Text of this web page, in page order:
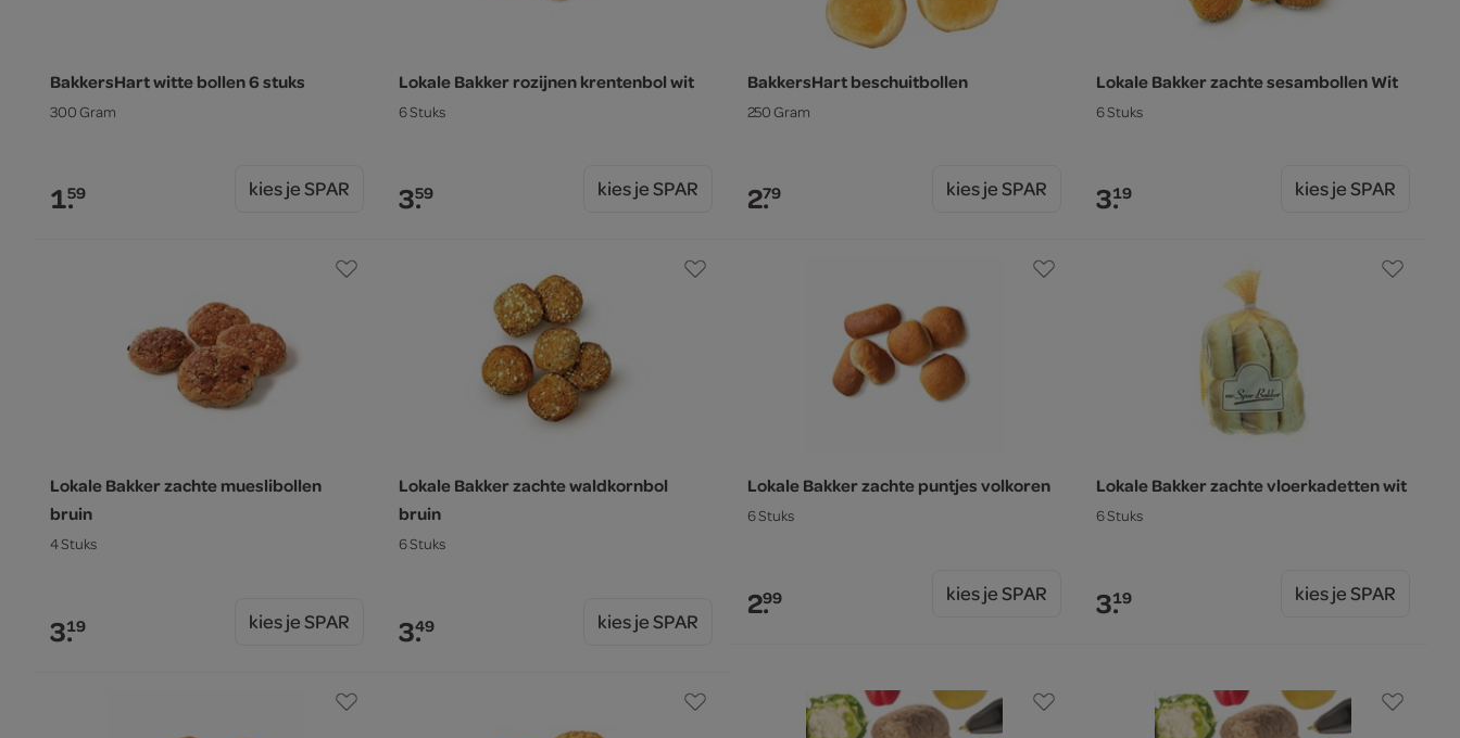
BakkersHart witte bollen 6 stuks
300 Gram
1.59 kies je SPAR
Lokale Bakker rozijnen krentenbol wit
6 Stuks
3.59 kies je SPAR
BakkersHart beschuitbollen
250 Gram
2.79 kies je SPAR
Lokale Bakker zachte sesambollen Wit
6 Stuks
3.19 kies je SPAR
Lokale Bakker zachte mueslibollen
bruin
4 Stuks
3.19 kies je SPAR
Lokale Bakker zachte waldkornbol
bruin
6 Stuks
3.49 kies je SPAR
Lokale Bakker zachte puntjes volkoren
6 Stuks
2.99 kies je SPAR
Lokale Bakker zachte vloerkadetten wit
6 Stuks
3.19 kies je SPAR